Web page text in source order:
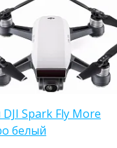
Spark Fly More
белый